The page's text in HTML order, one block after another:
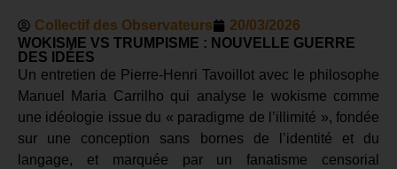
Collectif des Observateurs
20/03/2026
WOKISME VS TRUMPISME : NOUVELLE GUERRE
DES IDÉES
Un entretien de Pierre-Henri Tavoillot avec le philosophe
Manuel Maria Carrilho qui analyse le wokisme comme
une idéologie issue du « paradigme de l’illimité », fondée
sur une conception sans bornes de l’identité et du
langage, et marquée par un fanatisme censorial